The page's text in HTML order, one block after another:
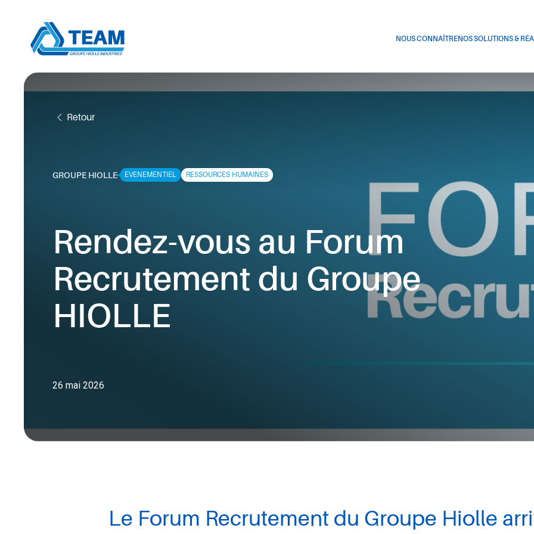
NOUS CONNAÎTRENOS SOLUTIONS &
Retour
GROUPE HIOLLE EVENEMENTIEL RESSOURCES HUMAINES
Rendez-vous au Forum
Recrutement du Groupe
HIOLLE
26 mai 2026
Le Forum Recrutement du Groupe Hiolle